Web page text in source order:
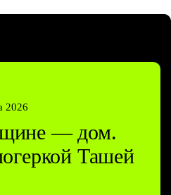
2026
— дом.
Ташей